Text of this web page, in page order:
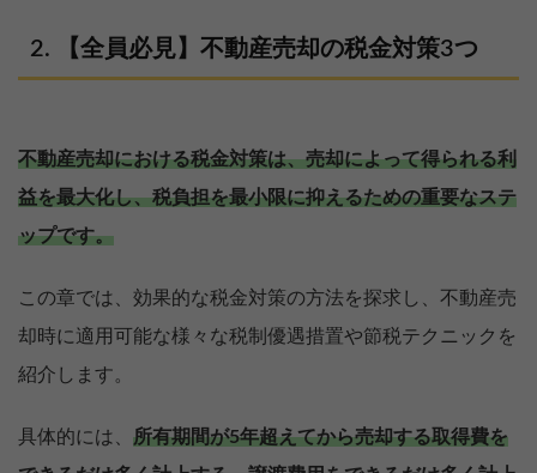
【全員必見】不動産売却の税金対策3つ
不動産売却における税金対策は、売却によって得られる利
益を最大化し、税負担を最小限に抑えるための重要なステ
ップです。
この章では、効果的な税金対策の方法を探求し、不動産売
却時に適用可能な様々な税制優遇措置や節税テクニックを
紹介します。
具体的には、 所有期間が5年超えてから売却する取得費を